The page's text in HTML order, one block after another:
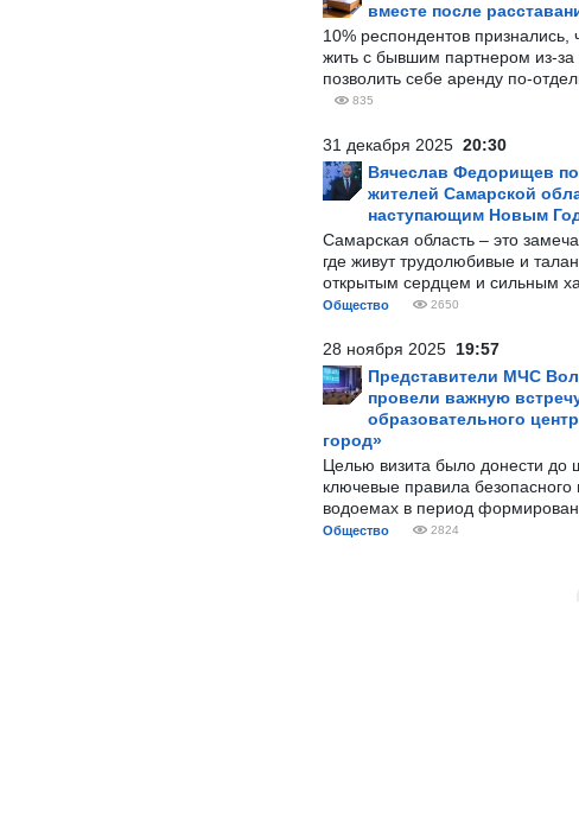
вместе после
10% респондентов признались,
жить с бывшим партнером из-за
позволить себе аренду по-
835
31 декабря 2025 20:30
Вячеслав Федорищев
жителей Самарской
наступающим Новым
Самарская область – это
где живут трудолюбивые и
открытым сердцем и сильным
Общество 2650
28 ноября 2025 19:57
Представители МЧС
провели важную
образовательного
город»
Целью визита было донести до
ключевые правила безопасного
водоемах в период
Общество 2824